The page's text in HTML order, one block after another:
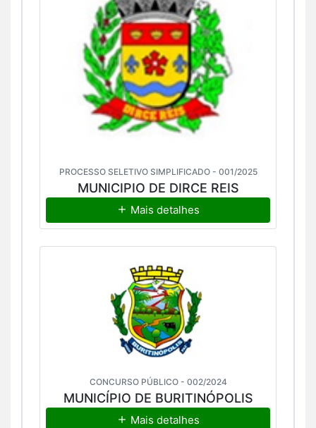
PROCESSO SELETIVO SIMPLIFICADO - 001/2025
MUNICIPIO DE DIRCE REIS
Mais detalhes
CONCURSO PÚBLICO - 002/2024
MUNICÍPIO DE BURITINÓPOLIS
Mais detalhes